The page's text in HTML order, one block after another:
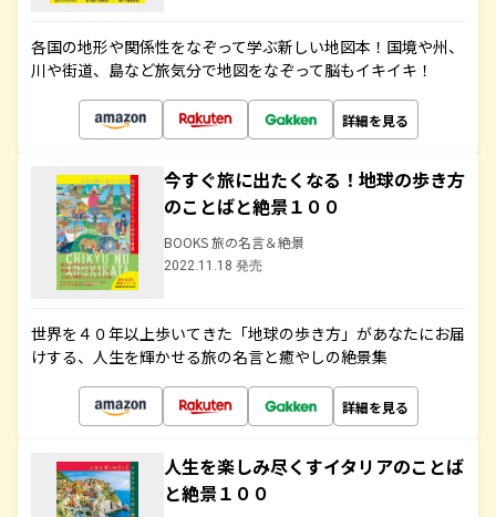
各国の地形や関係性をなぞって学ぶ新しい地図本！国境や州、
川や街道、島など旅気分で地図をなぞって脳もイキイキ！
詳細を見る
今すぐ旅に出たくなる！地球の歩き方
のことばと絶景１００
BOOKS 旅の名言＆絶景
2022.11.18 発売
世界を４０年以上歩いてきた「地球の歩き方」があなたにお届
けする、人生を輝かせる旅の名言と癒やしの絶景集
詳細を見る
人生を楽しみ尽くすイタリアのことば
と絶景１００